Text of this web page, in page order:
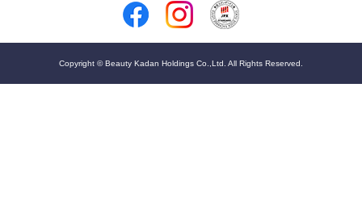
Copyright © Beauty Kadan Holdings Co.,Ltd. All Rights Reserved.